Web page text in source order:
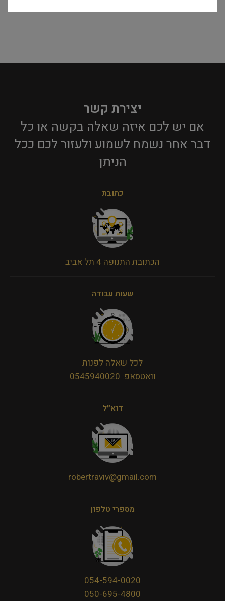
יצירת קשר
אם יש לכם איזה שאלה בקשה או כל
דבר אחר נשמח לשמוע ולעזור לכם ככל
הניתן​
כתובת
הכתובת התנופה 4 תל אביב
שעות עבודה
לכל שאלה לפנות
וואטסאפ: 0545940020
דוא״ל
robertraviv@gmail.com
מספרי טלפון
054-594-0020
050-695-4800